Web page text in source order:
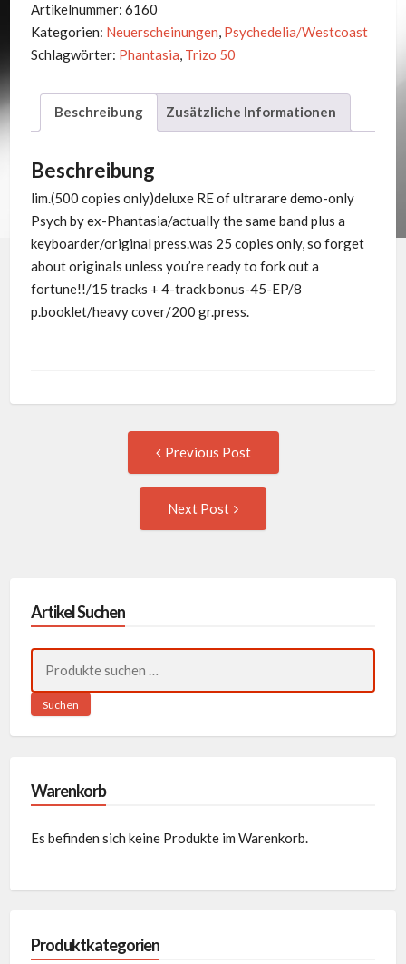
Same
Menge
Artikelnummer: 6160
Kategorien: Neuerscheinungen, Psychedelia/Westcoast
Schlagwörter: Phantasia, Trizo 50
Beschreibung Zusätzliche Informationen
Beschreibung
lim.(500 copies only)deluxe RE of ultrarare demo-only
Psych by ex-Phantasia/actually the same band plus a
keyboarder/original press.was 25 copies only, so forget
about originals unless you’re ready to fork out a
fortune!!/15 tracks + 4-track bonus-45-EP/8
p.booklet/heavy cover/200 gr.press.
navigation
Previous Post
Next Post
Artikel Suchen
nach:
Suchen
Warenkorb
Es befinden sich keine Produkte im Warenkorb.
Produktkategorien